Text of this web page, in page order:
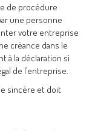
de procédure
une personne
votre entreprise
créance dans le
à la déclaration si
de l’entreprise.
sincère et doit